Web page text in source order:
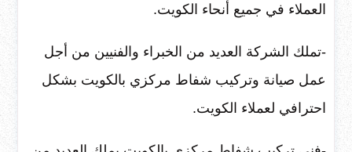
العملاء في جميع أنحاء الكويت.
-تملك الشركة العديد من الخبراء والفنيين من أجل
عمل صيانة وتركيب شفاط مركزي بالكويت بشكل
احترافي لعملاء الكويت.